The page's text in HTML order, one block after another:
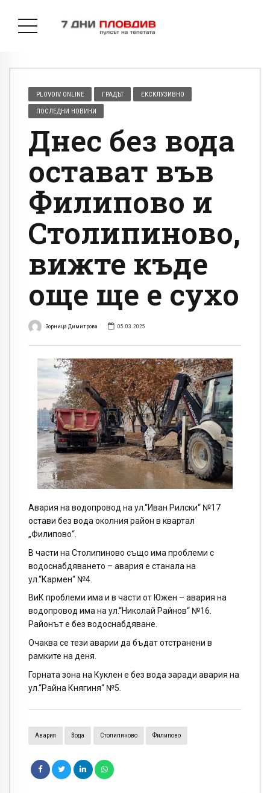
PLOVDIV ONLINE ГРАДЪТ ЕКСКЛУЗИВНО
ПОСЛЕДНИ НОВИНИ
Днес без вода
остават във
Филипово и
Столипиново,
вижте къде
още ще е сухо
Зорница Димитрова 05.03.2025
Авария на водопровод на ул.“Иван Рилски“ №17
остави без вода околния район в квартал
„Филипово“.
В части на Столипиново също има проблеми с
водоснабдяването – авария е станала на
ул.“Кармен“ №4.
ВиК проблеми има и в части от Южен – авария на
водопровод има на ул.“Николай Райнов“ №16.
Районът е без водоснабдяване.
Очаква се тези аварии да бъдат отстранени в
рамките на деня.
Горната зона на Куклен е без вода заради авария на
ул.“Райна Княгиня“ №5.
Авария Вода Столипиново Филипово